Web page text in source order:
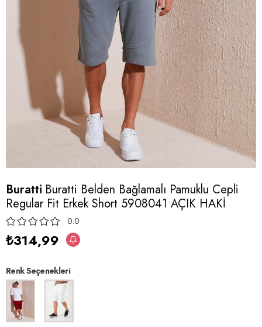
Buratti Buratti Belden Bağlamalı Pamuklu Cepli
Regular Fit Erkek Short 5908041 AÇIK HAKİ
0.0
₺314,99
Renk Seçenekleri